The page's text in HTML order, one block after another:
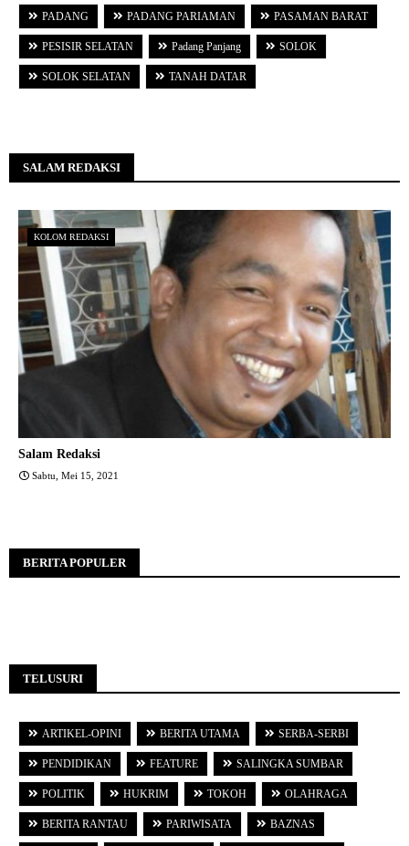
PADANG PADANG PARIAMAN PASAMAN BARAT
PESISIR SELATAN Padang Panjang SOLOK
SOLOK SELATAN TANAH DATAR
SALAM REDAKSI
KOLOM REDAKSI
Salam Redaksi
Sabtu, Mei 15, 2021
BERITA POPULER
TELUSURI
ARTIKEL-OPINI BERITA UTAMA SERBA-SERBI
PENDIDIKAN FEATURE SALINGKA SUMBAR
POLITIK HUKRIM TOKOH OLAHRAGA
BERITA RANTAU PARIWISATA BAZNAS